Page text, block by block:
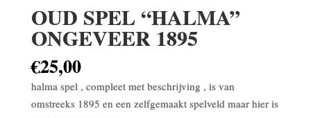
OUD SPEL “HALMA”
ONGEVEER 1895
€25,00
halma spel , compleet met beschrijving , is van
omstreeks 1895 en een zelfgemaakt spelveld maar hier is